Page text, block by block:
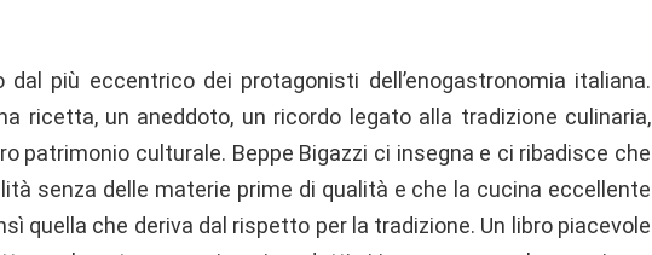
dal più eccentrico dei protagonisti dell’enogastronomia italiana.
ricetta, un aneddoto, un ricordo legato alla tradizione culinaria,
patrimonio culturale. Beppe Bigazzi ci insegna e ci ribadisce che
senza delle materie prime di qualità e che la cucina eccellente
quella che deriva dal rispetto per la tradizione. Un libro piacevole